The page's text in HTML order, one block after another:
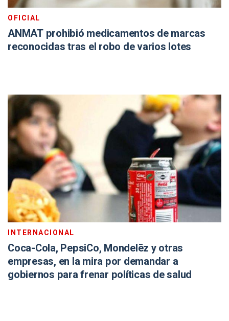
OFICIAL
ANMAT prohibió medicamentos de marcas
reconocidas tras el robo de varios lotes
INTERNACIONAL
Coca-Cola, PepsiCo, Mondelēz y otras
empresas, en la mira por demandar a
gobiernos para frenar políticas de salud